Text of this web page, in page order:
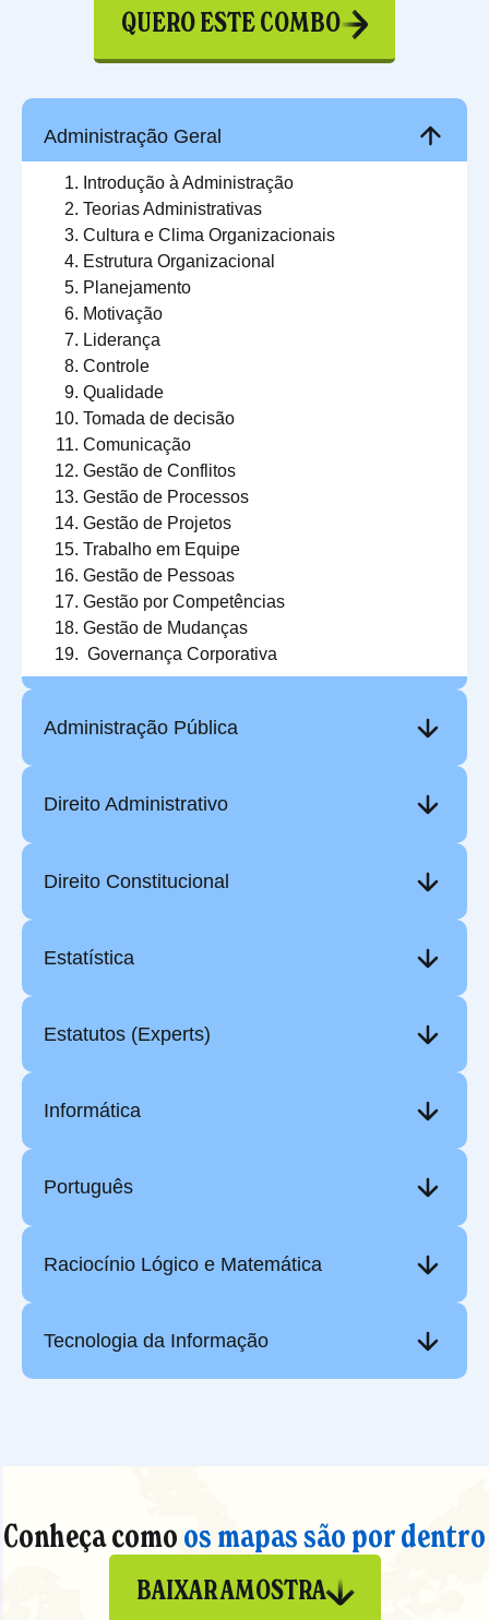
QUERO ESTE COMBO
Administração Geral
Introdução à Administração
Teorias Administrativas
Cultura e Clima Organizacionais
Estrutura Organizacional
Planejamento
Motivação
Liderança
Controle
Qualidade
Tomada de decisão
Comunicação
Gestão de Conflitos
Gestão de Processos
Gestão de Projetos
Trabalho em Equipe
Gestão de Pessoas
Gestão por Competências
Gestão de Mudanças
Governança Corporativa
Administração Pública
Direito Administrativo
Direito Constitucional
Estatística
Estatutos (Experts)
Informática
Português
Raciocínio Lógico e Matemática
Tecnologia da Informação
Conheça como os mapas são por dentro
BAIXAR AMOSTRA